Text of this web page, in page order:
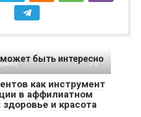
быть интересно
0
как инструмент
в аффилиатном
здоровье и красота